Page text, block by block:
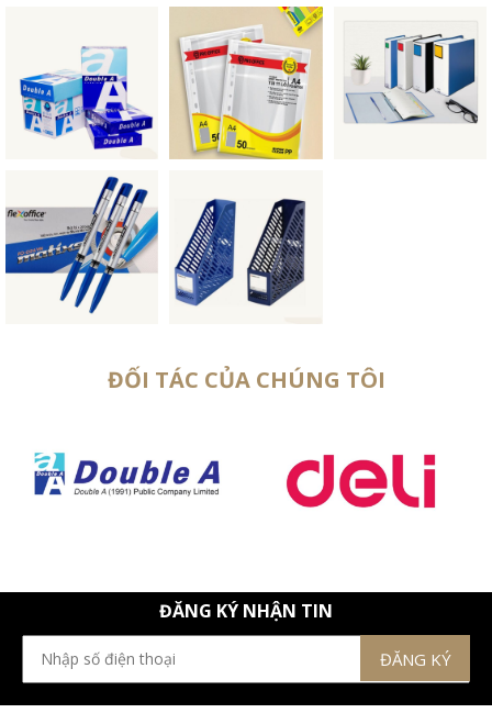
ĐỐI TÁC CỦA CHÚNG TÔI
ĐĂNG KÝ NHẬN TIN